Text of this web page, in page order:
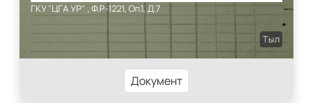
ГКУ "ЦГА УР" , Ф.Р-1221, Оп.1, Д.7
Тыл
Документ